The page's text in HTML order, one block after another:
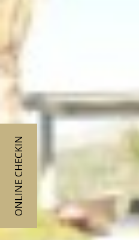
ONLINE CHECKIN